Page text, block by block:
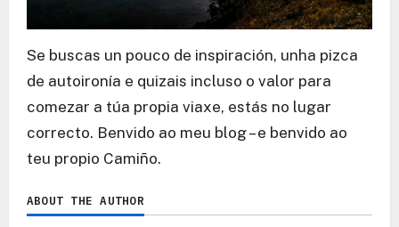
Se buscas un pouco de inspiración, unha pizca
de autoironía e quizais incluso o valor para
comezar a túa propia viaxe, estás no lugar
correcto. Benvido ao meu blog – e benvido ao
teu propio Camiño.
ABOUT THE AUTHOR